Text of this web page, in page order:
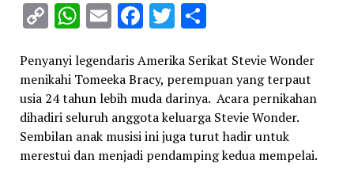
CopyWhatsApp
EmailFacebook
Twitter
Share
Penyanyi legendaris Amerika Serikat Stevie Wonder
menikahi Tomeeka Bracy, perempuan yang terpaut
usia 24 tahun lebih muda darinya. Acara pernikahan
dihadiri seluruh anggota keluarga Stevie Wonder.
Sembilan anak musisi ini juga turut hadir untuk
merestui dan menjadi pendamping kedua mempelai.